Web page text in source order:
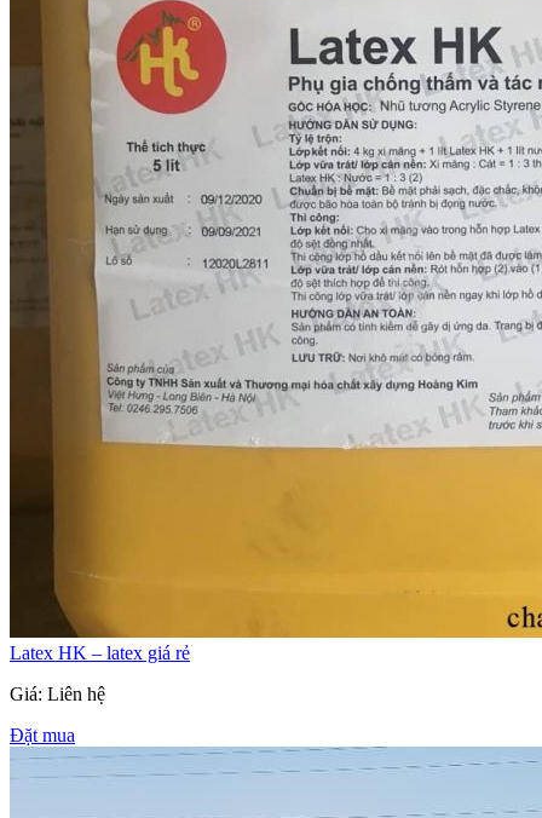
Latex HK – latex giá rẻ
Giá: Liên hệ
Đặt mua